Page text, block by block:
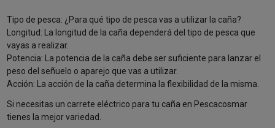
Tipo de pesca: ¿Para qué tipo de pesca vas a utilizar la caña?
Longitud: La longitud de la caña dependerá del tipo de pesca que
vayas a realizar.
Potencia: La potencia de la caña debe ser suficiente para lanzar el
peso del señuelo o aparejo que vas a utilizar.
Acción: La acción de la caña determina la flexibilidad de la misma.
Si necesitas un carrete eléctrico para tu caña en Pescacosmar
tienes la mejor variedad.